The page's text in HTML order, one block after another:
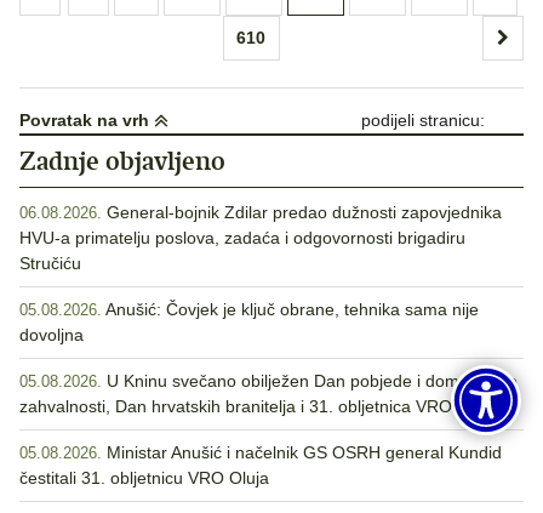
610
Povratak na vrh podijeli stranicu:
Zadnje objavljeno
06.08.2026. General-bojnik Zdilar predao dužnosti zapovjednika
HVU-a primatelju poslova, zadaća i odgovornosti brigadiru
Stručiću
05.08.2026. Anušić: Čovjek je ključ obrane, tehnika sama nije
dovoljna
05.08.2026. U Kninu svečano obilježen Dan pobjede i domovinske
zahvalnosti, Dan hrvatskih branitelja i 31. obljetnica VRO Oluja
05.08.2026. Ministar Anušić i načelnik GS OSRH general Kundid
čestitali 31. obljetnicu VRO Oluja